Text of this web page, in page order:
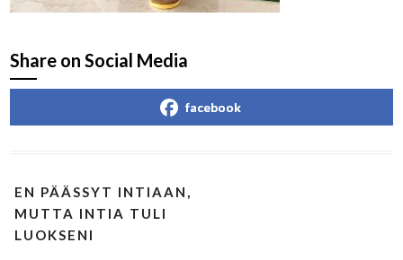
Share on Social Media
facebook
EN PÄÄSSYT INTIAAN,
MUTTA INTIA TULI
LUOKSENI